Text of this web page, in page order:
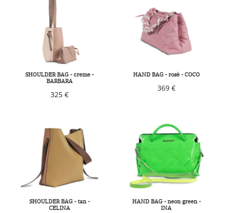
SHOULDER BAG - creme -
BARBARA
325 €
HAND BAG - rosè - COCO
369 €
SHOULDER BAG - tan -
CELINA
HAND BAG - neon green -
INA